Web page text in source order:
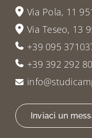
Via Pola, 11
Via Teseo, 13
+39 095
+39 392 292
Inviaci un